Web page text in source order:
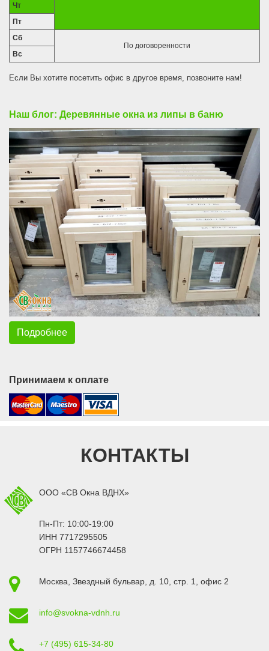
Чт
Пт
Сб
По договоренности
Вс
Если Вы хотите посетить офис в другое время, позвоните нам!
Наш блог: Деревянные окна из липы в баню
Подробнее
Принимаем к оплате
КОНТАКТЫ
ООО «СВ Окна ВДНХ»
Пн-Пт: 10:00-19:00
ИНН 7717295505
ОГРН 1157746674458
Москва Звездный бульвар, д. 10, стр. 1 , офис 2
info@svokna-vdnh.ru
+7 (495) 615-34-80